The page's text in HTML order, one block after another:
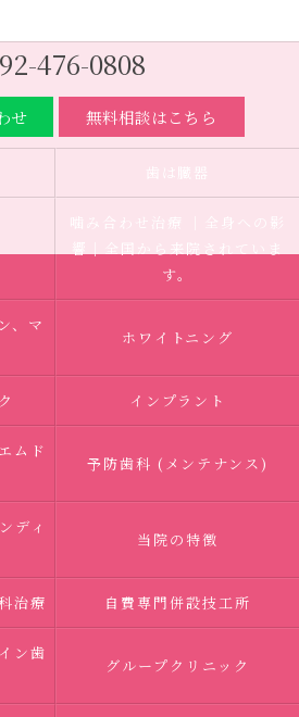
476-0808
せ 無料相談はこちら
歯は臓器
噛み合わせ治療 ｜全身への影
響｜全国から来院されていま
す。
、マ
ホワイトニング
インプラント
ムド
予防歯科 (メンテナンス)
ディ
当院の特徴
治療 自費専門併設技工所
ン歯
グループクリニック